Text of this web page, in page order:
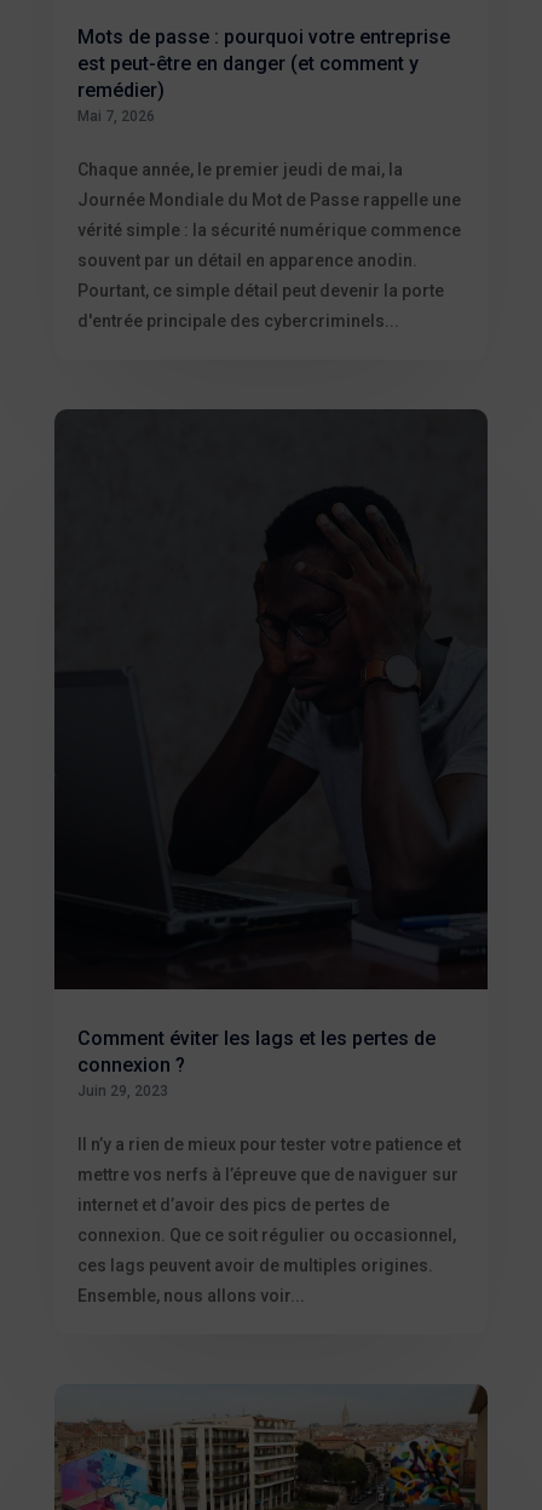
Mots de passe : pourquoi votre entreprise
est peut-être en danger (et comment y
remédier)
Mai 7, 2026
Chaque année, le premier jeudi de mai, la
Journée Mondiale du Mot de Passe rappelle une
vérité simple : la sécurité numérique commence
souvent par un détail en apparence anodin.
Pourtant, ce simple détail peut devenir la porte
d'entrée principale des cybercriminels...
Comment éviter les lags et les pertes de
connexion ?
Juin 29, 2023
Il n’y a rien de mieux pour tester votre patience et
mettre vos nerfs à l’épreuve que de naviguer sur
internet et d’avoir des pics de pertes de
connexion. Que ce soit régulier ou occasionnel,
ces lags peuvent avoir de multiples origines.
Ensemble, nous allons voir...